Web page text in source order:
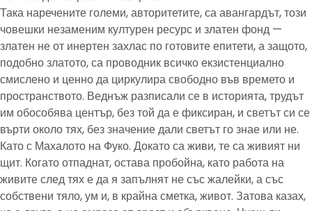
Така наречените големи, авторитетите, са авангардът, този
човешки незаменим културен ресурс и златен фонд —
златен не от инертен захлас по готовите епитети, а защото,
подобно златото, са проводник всичко екзистенциално
смислено и ценно да циркулира свободно във времето и
пространството. Веднъж разписали се в историята, трудът
им обособява център, без той да е фиксиран, и светът си се
върти около тях, без значение дали светът го знае или не.
Като с Махалото на Фуко. Докато са живи, те са живият ни
щит. Когато отпаднат, остава пробойна, като работа на
живите след тях е да я запълнят не със жалейки, а със
собствени тяло, ум и, в крайна сметка, живот. Затова казах,